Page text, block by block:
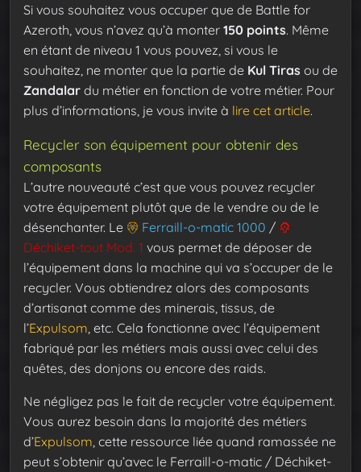
Si vous souhaitez vous occuper que de Battle for
Azeroth, vous n’avez qu’à monter 150 points. Même
en étant de niveau 1 vous pouvez, si vous le
souhaitez, ne monter que la partie de Kul Tiras ou de
Zandalar du métier en fonction de votre métier. Pour
plus d’informations, je vous invite à lire cet article.
Recycler son équipement pour obtenir des
composants
L’autre nouveauté c’est que vous pouvez recycler
votre équipement plutôt que de le vendre ou de le
désenchanter. Le
Ferraill-o-matic 1000 /
Déchiket-tout Mod. 1 vous permet de déposer de
l’équipement dans la machine qui va s’occuper de le
recycler. Vous obtiendrez alors des composants
d’artisanat comme des minerais, tissus, de
l’Expulsom , etc. Cela fonctionne avec l’équipement
fabriqué par les métiers mais aussi avec celui des
quêtes, des donjons ou encore des raids.
Ne négligez pas le fait de recycler votre équipement.
Vous aurez besoin dans la majorité des métiers
d’Expulsom , cette ressource liée quand ramassée ne
peut s’obtenir qu’avec le Ferraill-o-matic / Déchiket-